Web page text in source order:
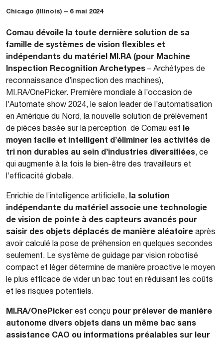
Chicago (Illinois) – 6 mai 2024
Comau dévoile la toute dernière solution de sa
famille de systèmes de vision flexibles et
indépendants du matériel MI.RA (pour Machine
Inspection Recognition Archetypes – Archétypes de
reconnaissance d’inspection des machines),
MI.RA/OnePicker. Première mondiale à l’occasion de
l’Automate show 2024, le salon leader de l’automatisation
en Amérique du Nord, la nouvelle solution de prélèvement
de pièces basée sur la perception de Comau est le
moyen facile et intelligent d’éliminer les activités de
tri non durables au sein d’industries diversifiées, ce
qui augmente à la fois le bien-être des travailleurs et
l’efficacité globale.
Enrichie de l’intelligence artificielle, la solution
indépendante du matériel associe une technologie
de vision de pointe à des capteurs avancés pour
saisir des objets déplacés de manière aléatoire après
avoir calculé la pose de préhension en quelques secondes
seulement. Le système de guidage par vision robotisé
compact et léger détermine de manière proactive le moyen
le plus efficace de vider un bac tout en réduisant les coûts
et les risques potentiels.
MI.RA/OnePicker est conçu pour prélever de manière
autonome divers objets dans un même bac sans
assistance CAO ou informations préalables sur leur